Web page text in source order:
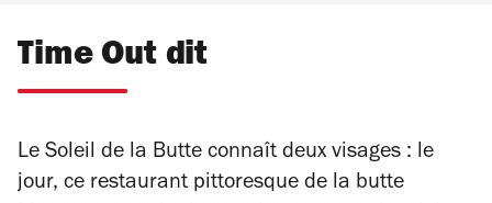
Time Out dit
Le Soleil de la Butte connaît deux visages : le
jour, ce restaurant pittoresque de la butte